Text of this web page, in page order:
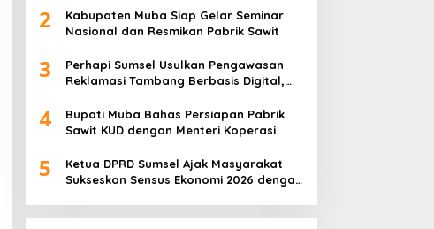
2
Kabupaten Muba Siap Gelar Seminar
Nasional dan Resmikan Pabrik Sawit
3
Perhapi Sumsel Usulkan Pengawasan
Reklamasi Tambang Berbasis Digital,
Pertambangan
4
Bupati Muba Bahas Persiapan Pabrik
Sawit KUD dengan Menteri Koperasi
5
Ketua DPRD Sumsel Ajak Masyarakat
Sukseskan Sensus Ekonomi 2026 dengan